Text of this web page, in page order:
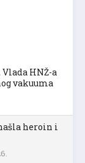
HNŽ-a
vakuuma
heroin i